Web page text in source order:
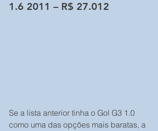
1.6 2011 – R$ 27.012
Se a lista anterior tinha o Gol G3 1.0
como uma das opções mais baratas, a